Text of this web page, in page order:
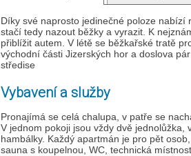
Díky své naprosto jedinečné poloze
stačí tedy nazout běžky a vyrazit. K
přiblížit autem. V létě se běžkařské tratě
východní části Jizerských hor a doslova
středise
Vybavení a služby
Pronajímá se celá chalupa, v patře se
V jednom pokoji jsou vždy dvě
hambálky. Každý apartmán je pro pět
sauna s koupelnou, WC, technická